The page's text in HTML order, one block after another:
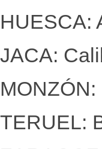
HUESCA:
JACA:
TERUEL: